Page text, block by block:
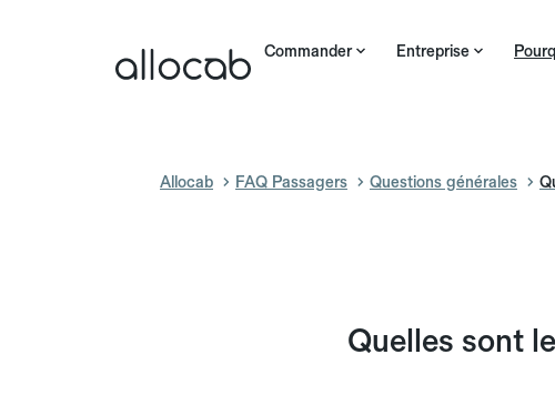
Commander Entreprise
Allocab FAQ Passagers Questions générales
Quelles sont